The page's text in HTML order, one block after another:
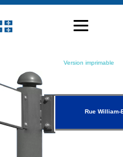
Version imprimable
Rue William-